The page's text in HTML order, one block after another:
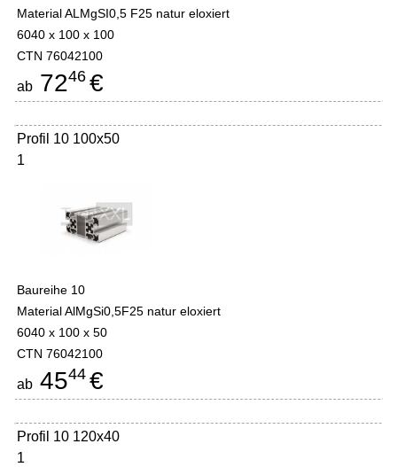
Material ALMgSI0,5 F25 natur eloxiert
6040 x 100 x 100
CTN 76042100
ab 7246 €
Profil 10 100x50
1
Baureihe 10
Material AlMgSi0,5F25 natur eloxiert
6040 x 100 x 50
CTN 76042100
ab 4544 €
Profil 10 120x40
1